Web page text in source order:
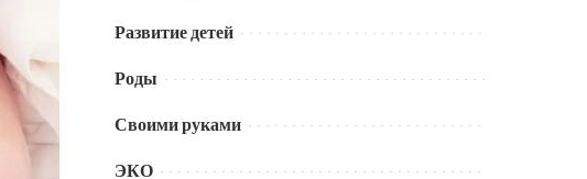
Развитие детей
Роды
Своими руками
ЭКО